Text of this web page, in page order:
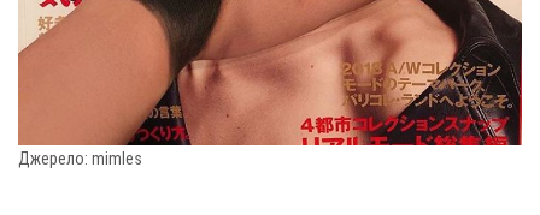
Джерело: mimles